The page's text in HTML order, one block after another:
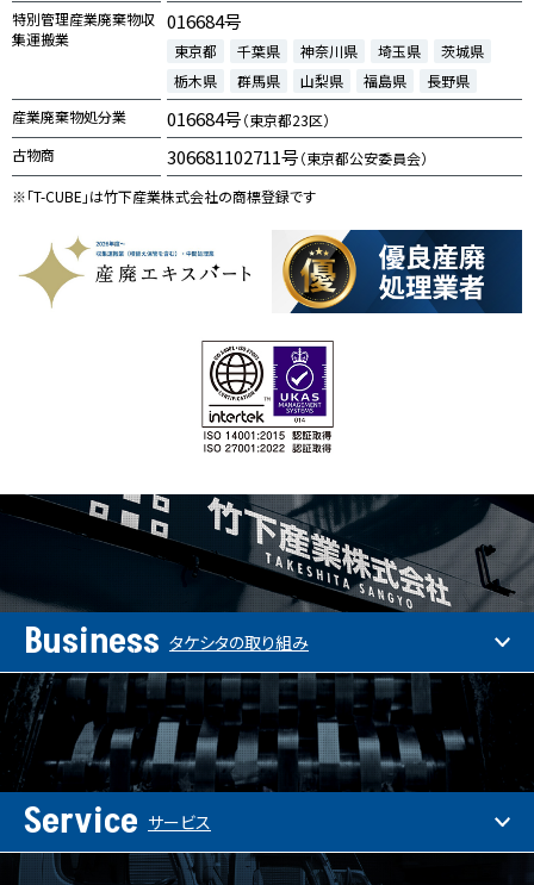
特別管理産業廃棄物収
集運搬業
016684号
東京都 千葉県 神奈川県 埼玉県
茨城県
栃木県
群馬県 山梨県 福島県
長野県
産業廃棄物処分業
016684号（東京都23区）
古物商
306681102711号（東京都公安委員会）
※「T-CUBE」は竹下産業株式会社の商標登録です
Business タケシタの取り組み
Service サービス